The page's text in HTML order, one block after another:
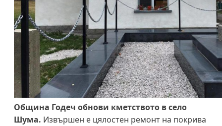
Община Годеч обнови кметството в село
Шума. Извършен е цялостен ремонт на покрива